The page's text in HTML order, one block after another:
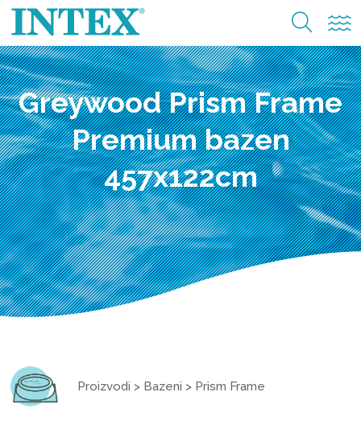
Greywood Prism Frame
Premium bazen
457x122cm
Proizvodi > Bazeni > Prism Frame